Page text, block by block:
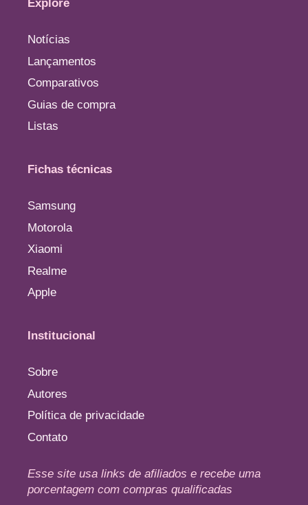
Explore
Notícias
Lançamentos
Comparativos
Guias de compra
Listas
Fichas técnicas
Samsung
Motorola
Xiaomi
Realme
Apple
Institucional
Sobre
Autores
Política de privacidade
Contato
Esse site usa links de afiliados e recebe uma
porcentagem com compras qualificadas